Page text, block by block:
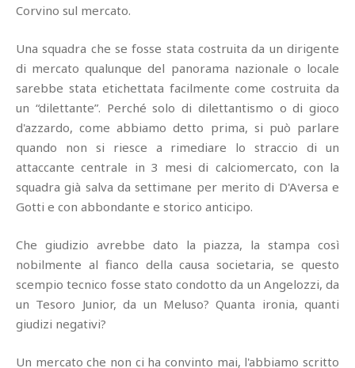
Corvino sul mercato.
Una squadra che se fosse stata costruita da un dirigente
di mercato qualunque del panorama nazionale o locale
sarebbe stata etichettata facilmente come costruita da
un “dilettante”. Perché solo di dilettantismo o di gioco
d'azzardo, come abbiamo detto prima, si può parlare
quando non si riesce a rimediare lo straccio di un
attaccante centrale in 3 mesi di calciomercato, con la
squadra già salva da settimane per merito di D'Aversa e
Gotti e con abbondante e storico anticipo.
Che giudizio avrebbe dato la piazza, la stampa così
nobilmente al fianco della causa societaria, se questo
scempio tecnico fosse stato condotto da un Angelozzi, da
un Tesoro Junior, da un Meluso? Quanta ironia, quanti
giudizi negativi?
Un mercato che non ci ha convinto mai, l'abbiamo scritto